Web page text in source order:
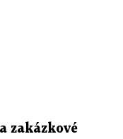
zakázkové